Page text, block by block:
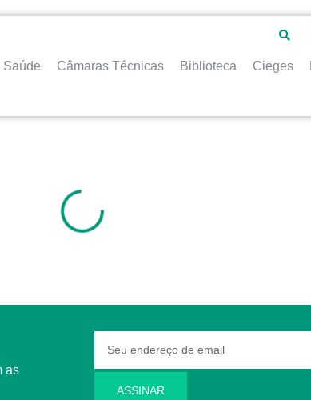
Saúde Câmaras Técnicas Biblioteca Cieges
as
ASSINAR